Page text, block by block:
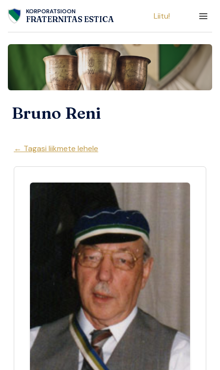
Skip
content
KORPORATSIOON
FRATERNITAS ESTICA Liitu!
Bruno Reni
← Tagasi liikmete lehele